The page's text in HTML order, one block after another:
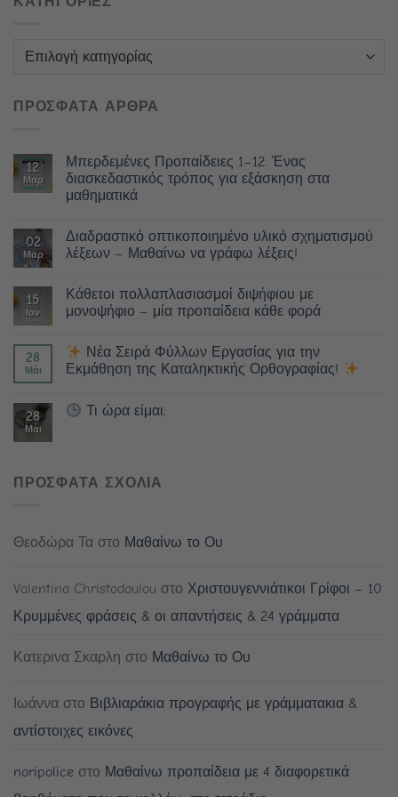
Κατηγορίες
ΠΡΟΣΦΑΤΑ ΑΡΘΡΑ
12
Μαρ
Μπερδεμένες Προπαίδειες 1–12: Ένας
διασκεδαστικός τρόπος για εξάσκηση στα
μαθηματικά
02
Μαρ
Διαδραστικό οπτικοποιημένο υλικό σχηματισμού
λέξεων – Μαθαίνω να γράφω λέξεις!
15
Ιαν
Κάθετοι πολλαπλασιασμοί διψήφιου με
μονοψήφιο – μία προπαίδεια κάθε φορά
28
Μάι
Νέα Σειρά Φύλλων Εργασίας για την
Εκμάθηση της Καταληκτικής Ορθογραφίας!
28
Μάι
Τι ώρα είμαι;
ΠΡΟΣΦΑΤΑ ΣΧΟΛΙΑ
Θεοδώρα Τα στο Μαθαίνω το Ου
Valentina Christodoulou στο Χριστουγεννιάτικοι Γρίφοι – 10
Κρυμμένες φράσεις & οι απαντήσεις & 24 γράμματα
Κατερινα Σκαρλη στο Μαθαίνω το Ου
Ιωάννα στο Βιβλιαράκια προγραφής με γράμματακια &
αντίστοιχες εικόνες
noripolice στο Μαθαίνω προπαίδεια με 4 διαφορετικά